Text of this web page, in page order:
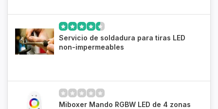
Servicio de soldadura para tiras LED
non-impermeables
Miboxer Mando RGBW LED de 4 zonas